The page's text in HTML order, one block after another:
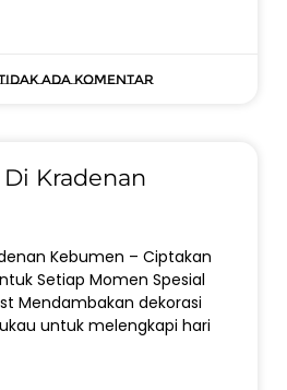
ada komentar
Kradenan
Kebumen – Ciptakan
Setiap Momen Spesial
Mendambakan dekorasi
untuk melengkapi hari